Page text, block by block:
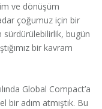
ve dönüşüm
çoğumuz için bir
sürdürülebilirlik, bugün
bir kavram
Global Compact’a
bir adım atmıştık. Bu